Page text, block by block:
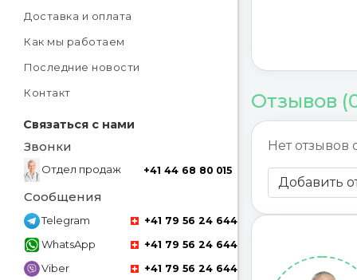
Доставка и оплата
Как мы работаем
Последние новости
Контакт
Связаться с нами
Звонки
Отдел продаж +41 44 68 80 015
Сообщения
Telegram +41 79 56 24 644
WhatsApp +41 79 56 24 644
Viber +41 79 56 24 644
Отзывов
Нет отзывов
Добавить